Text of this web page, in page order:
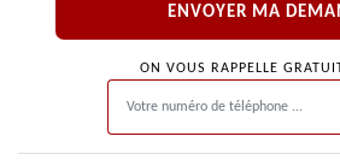
ON VOUS RAPPELLE